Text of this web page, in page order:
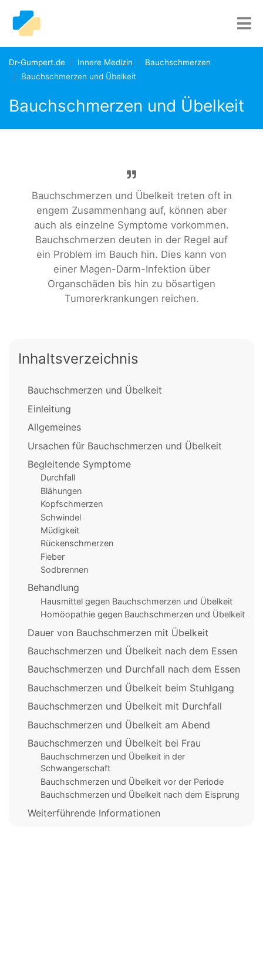
Dr-Gumpert.de Innere Medizin
Bauchschmerzen
Bauchschmerzen und Übelkeit
Bauchschmerzen und Übelkeit
Bauchschmerzen und Übelkeit treten oft in
engem Zusammenhang auf, können aber
auch als einzelne Symptome vorkommen.
Bauchschmerzen deuten in der Regel auf
ein Problem im Bauch hin. Dies kann von
einer Magen-Darm-Infektion über
Organschäden bis hin zu bösartigen
Tumorerkrankungen reichen.
Inhaltsverzeichnis
Bauchschmerzen und Übelkeit
Einleitung
Allgemeines
Ursachen für Bauchschmerzen und Übelkeit
Begleitende Symptome
Durchfall
Blähungen
Kopfschmerzen
Schwindel
Müdigkeit
Rückenschmerzen
Fieber
Sodbrennen
Behandlung
Hausmittel gegen Bauchschmerzen und Übelkeit
Homöopathie gegen Bauchschmerzen und Übelkeit
Dauer von Bauchschmerzen mit Übelkeit
Bauchschmerzen und Übelkeit nach dem Essen
Bauchschmerzen und Durchfall nach dem Essen
Bauchschmerzen und Übelkeit beim Stuhlgang
Bauchschmerzen und Übelkeit mit Durchfall
Bauchschmerzen und Übelkeit am Abend
Bauchschmerzen und Übelkeit bei Frau
Bauchschmerzen und Übelkeit in der
Schwangerschaft
Bauchschmerzen und Übelkeit vor der Periode
Bauchschmerzen und Übelkeit nach dem Eisprung
Weiterführende Informationen